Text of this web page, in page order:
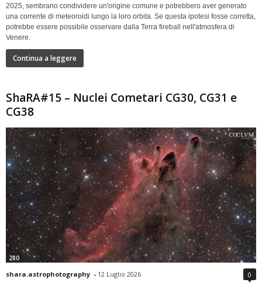
2025, sembrano condividere un'origine comune e potrebbero aver generato
una corrente di meteoroidi lungo la loro orbita. Se questa ipotesi fosse corretta,
potrebbe essere possibile osservare dalla Terra fireball nell'atmosfera di
Venere.
Continua a leggere
ShaRA#15 – Nuclei Cometari CG30, CG31 e
CG38
280
shara.astrophotography - 12 Luglio 2026 0